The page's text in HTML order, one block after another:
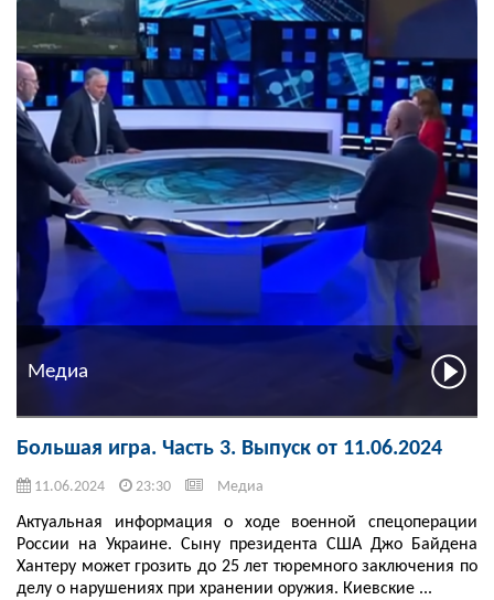
Медиа
Большая игра. Часть 3. Выпуск от 11.06.2024
11.06.2024 23:30 Медиа
Актуальная информация о ходе военной спецоперации
России на Украине. Сыну президента США Джо Байдена
Хантеру может грозить до 25 лет тюремного заключения по
делу о нарушениях при хранении оружия. Киевские ...